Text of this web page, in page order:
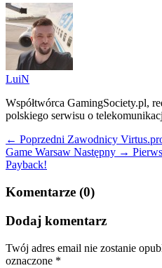
LuiN
Współtwórca GamingSociety.pl,
polskiego serwisu o
← Poprzedni Zawodnicy
Game Warsaw Następny →
Payback!
Komentarze (0)
Dodaj komentarz
Twój adres email nie zostanie
oznaczone *